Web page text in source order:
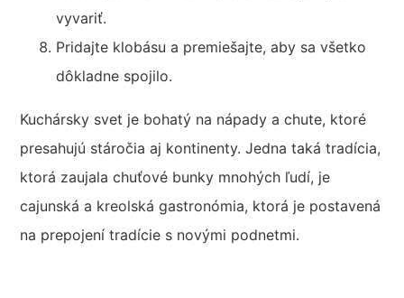
vyvariť.
Pridajte klobásu a premiešajte, aby sa všetko
dôkladne spojilo.
Kuchársky svet je bohatý na nápady a chute, ktoré
presahujú stáročia aj kontinenty. Jedna taká tradícia,
ktorá zaujala chuťové bunky mnohých ľudí, je
cajunská a kreolská gastronómia, ktorá je postavená
na prepojení tradície s novými podnetmi.